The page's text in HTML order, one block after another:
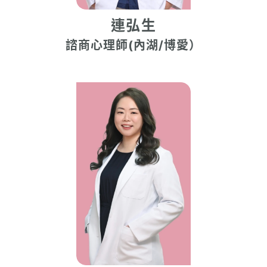
連弘生
諮商心理師(內湖/博愛）